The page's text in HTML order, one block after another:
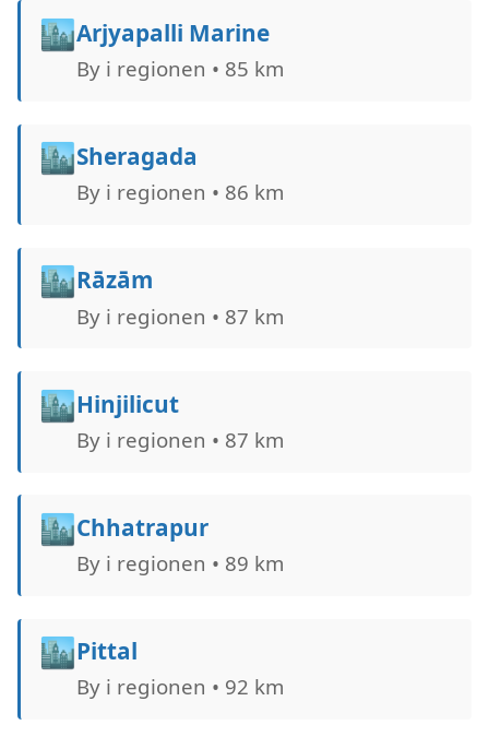
🏙️Arjyapalli Marine
By i regionen • 85 km
🏙️Sheragada
By i regionen • 86 km
🏙️Rāzām
By i regionen • 87 km
🏙️Hinjilicut
By i regionen • 87 km
🏙️Chhatrapur
By i regionen • 89 km
🏙️Pittal
By i regionen • 92 km